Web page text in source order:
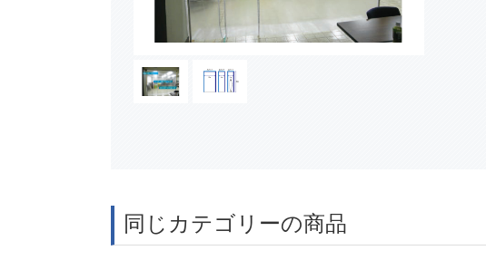
同じカテゴリーの商品